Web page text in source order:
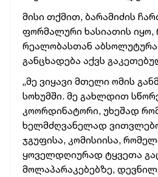
მისი თქმით, ბარამიძის
ფორმალური ხასიათის იყო,
რეალობასთან
განცხადება აქვს
„მე ვიყავი მთელი ომის
სოხუმში. მე გახლდით
კოორდინატორი, უხეშად
ხელმძღვანელად
ჯგუფისა, კომისიისა,
ყოველდღიურად ტყვეთა
მოლაპარაკებებზე,